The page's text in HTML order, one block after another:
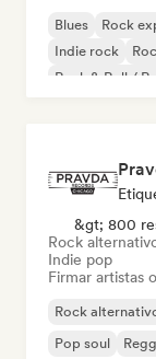
Blues Rock
Indie rock
Rock & Roll /
&gt; 800
Rock
Indie pop
Firmar artistas
Rock
Pop soul